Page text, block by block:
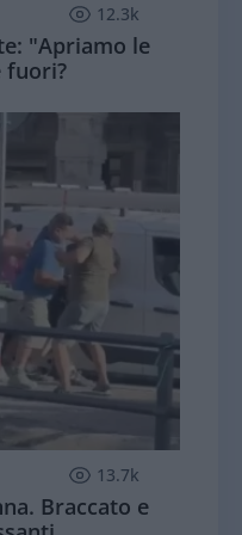
12.3k
"Apriamo le
fuori?
13.7k
Braccato e